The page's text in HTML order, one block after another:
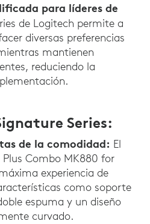
para líderes de
de Logitech permite a
diversas preferencias
mantienen
reduciendo la
Series:
de la comodidad: El
Combo MK880 for
experiencia de
como soporte
espuma y un diseño
curvado.